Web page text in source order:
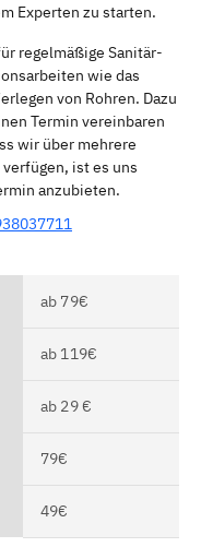
Experten zu starten.
regelmäßige Sanitär-
wie das
von Rohren. Dazu
Termin vereinbaren
wir über mehrere
ist es uns
anzubieten.
ab 79€
ab 119€
ab 29 €
79€
49€